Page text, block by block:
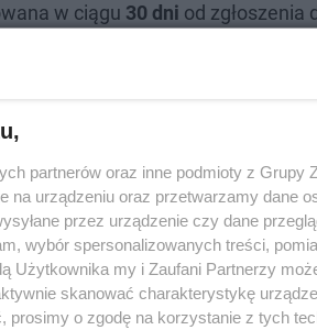
w ciągu 30 dni od zgłoszenia
partnerów oraz inne podmioty z Grupy
na urządzeniu oraz przetwarzamy dane
przez urządzenie czy dane
wybór spersonalizowanych treści,
Użytkownika my i Zaufani Partnerzy
skanować charakterystykę
prosimy o zgodę na korzystanie z tych